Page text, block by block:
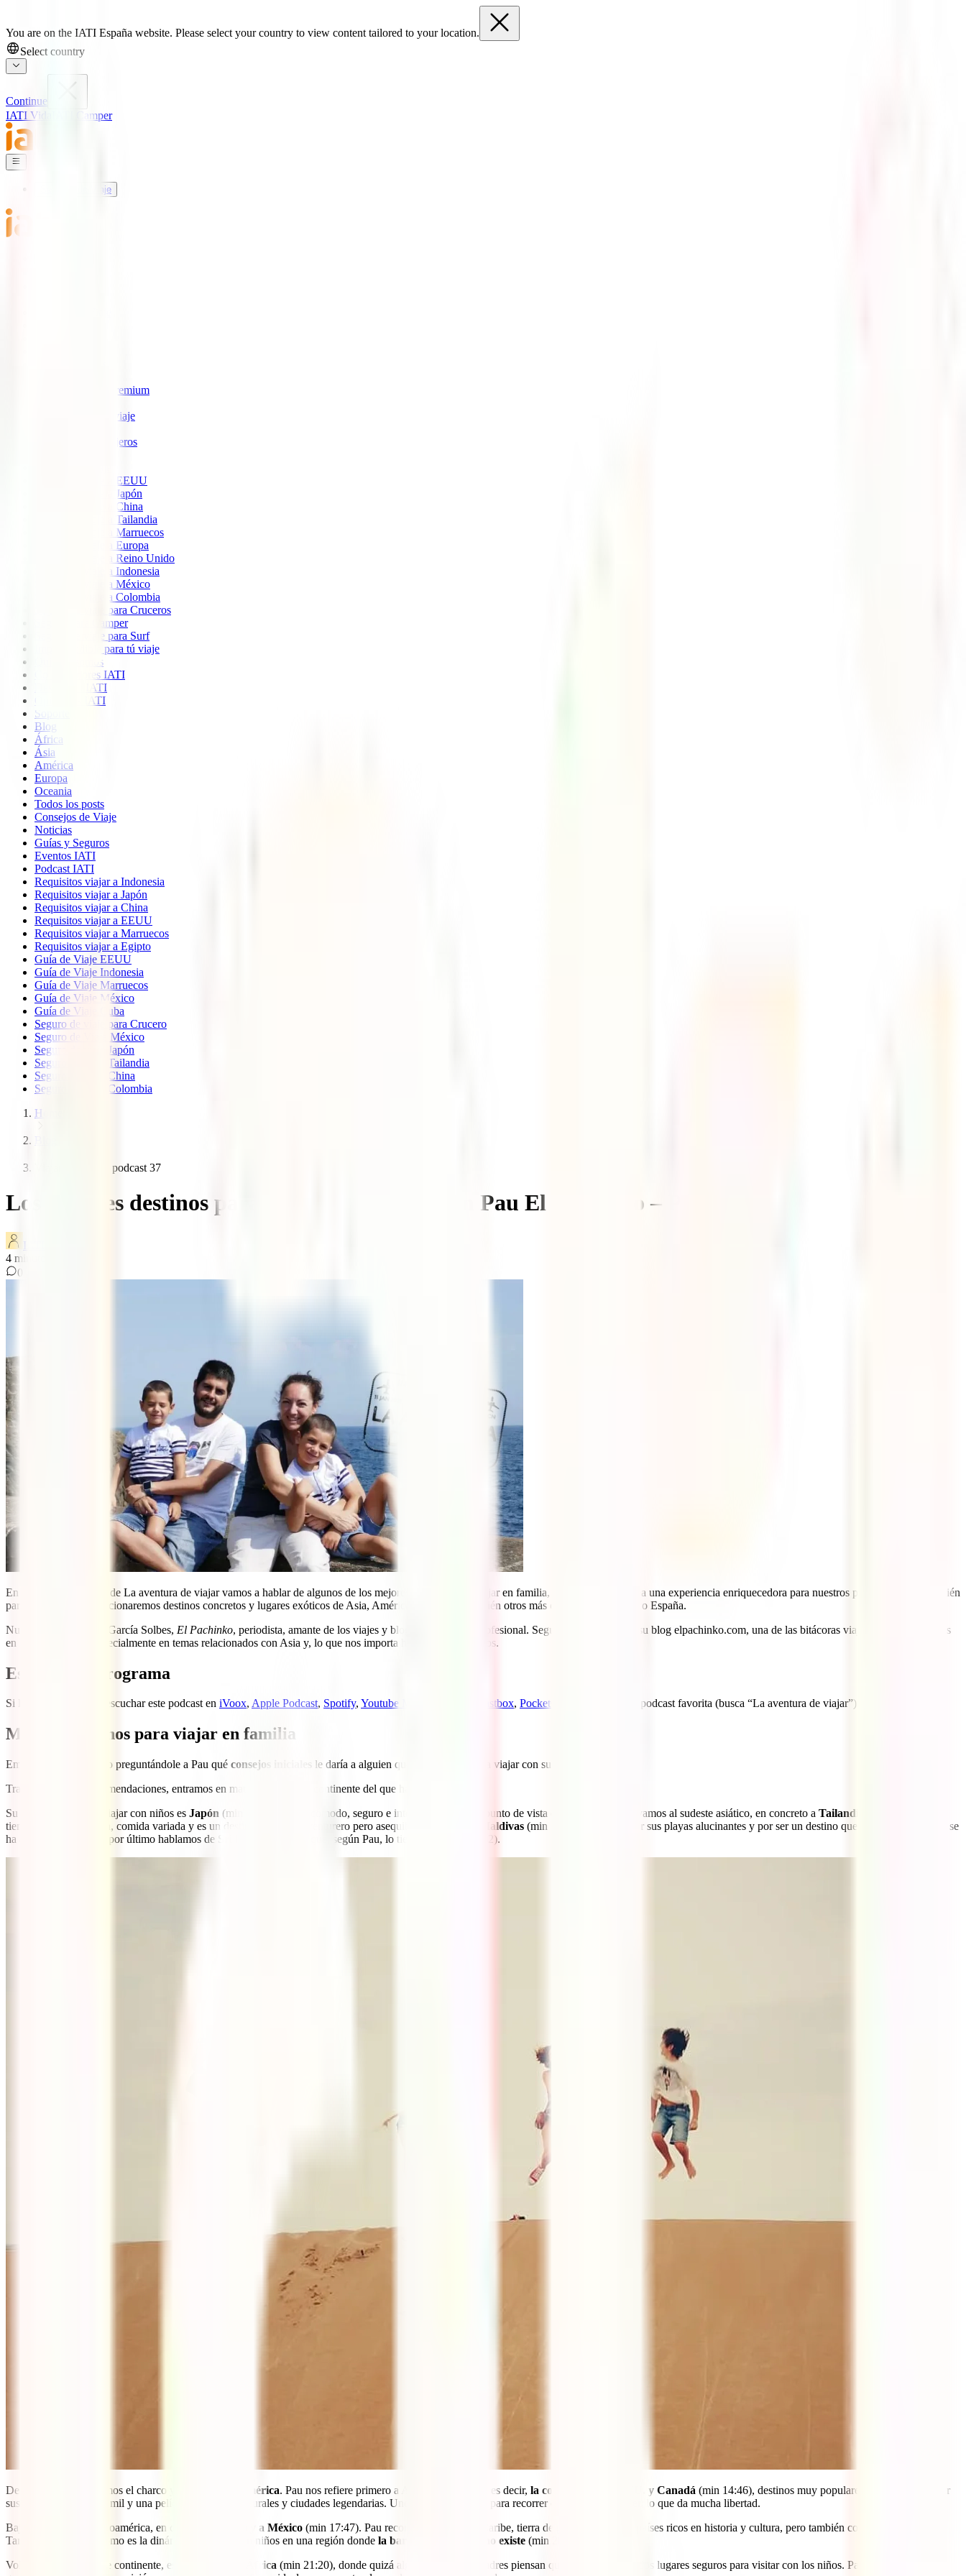
You are on the IATI España website. Please select your country to view content tailored to your location.
Select country
Continue
IATI Vida
IATI Camper
Seguros de Viaje
IATI Anulación Premium
IATI Anual Multiviaje
IATI Grandes Viajeros
Seguro de viaje a EEUU
Seguro de viaje a Japón
Seguro de viaje a China
Seguro de viaje a Tailandia
Seguro de viaje a Marruecos
Seguro de viaje a Europa
Seguro de viaje a Reino Unido
Seguro de viaje a Indonesia
Seguro de viaje a México
Seguro de viaje a Colombia
Seguro de viaje para Cruceros
Seguro para Camper
Seguro de viaje para Surf
Imprescindible para tú viaje
Quiénes somos
Colaboradores IATI
Descuento IATI
Opiniones IATI
Soporte
Blog
África
Ásia
América
Europa
Oceania
Todos los posts
Consejos de Viaje
Noticias
Guías y Seguros
Eventos IATI
Podcast IATI
Requisitos viajar a Indonesia
Requisitos viajar a Japón
Requisitos viajar a China
Requisitos viajar a EEUU
Requisitos viajar a Marruecos
Requisitos viajar a Egipto
Guía de Viaje EEUU
Guía de Viaje Indonesia
Guía de Viaje Marruecos
Guía de Viaje México
Guía de Viaje Cuba
Seguro de viaje para Crucero
Seguro de Viaje México
Seguro de viaje Japón
Seguro de viaje Tailandia
Seguro de viaje China
Seguro de viaje Colombia
Home
Viajar en familia podcast 37
Los mejores destinos para viajar en familia, con Pau El Pachinko – Pódcast #37
4 minutos de lectura
0
En este nuevo podcast de La aventura de viajar vamos a hablar de algunos de los mejores destinos para viajar en familia, pensando en que sea una experiencia enriquecedora para nuestros pequeños, pero también
para los mayores. Mencionaremos destinos concretos y lugares exóticos de Asia, América y África, y también otros más cercanos de Europa o España.
Nuestro guía será Pau García Solbes, El Pachinko, periodista, amante de los viajes y bloguero de viajes profesional. Seguramente conozcas su blog elpachinko.com, una de las bitácoras viajeras más influyentes
en lengua hispana, especialmente en temas relacionados con Asia y, lo que nos importa hoy, viajes con niños.
Escuchar el programa
Si lo prefieres puedes escuchar este podcast en iVoox, Apple Podcast, Spotify, Youtube Music Castbox, PocketCast o en tu app de podcast favorita (busca “La aventura de viajar”) o en
Mejores destinos para viajar en familia
Empezamos el episodio preguntándole a Pau qué consejos iniciales
le daría a alguien que quiera empezar a viajar con sus hijos (min 1:58).
Tras escuchar sus recomendaciones, entramos en materia. El primer continente del que hablamos es
Su país favorito para viajar con niños es Japón (min 3:50), un país cómodo, seguro e interesante desde el punto de vista cultural; luego nos vamos al sudeste asiático, en concreto a Tailandia
tiene playas, naturaleza, comida variada y es un destino algo más aventurero pero asequible; y después a
Maldivas (min 11:26), conocida por sus playas alucinantes y por ser un destino que en los últimos años se
ha abaratado bastante; por último hablamos de
, una isla que, según Pau, lo tiene todo (min 13:42).
Después de Asia saltamos el charco y hablamos de América. Pau nos refiere primero a América del Norte, es decir, la combinación EE.UU. y Canadá (min 14:46), destinos muy populares entre los niños por
sus imágenes vistas en mil y una películas, parques naturales y ciudades legendarias. Unos destinos ideales para recorrer en coche de alquiler, lo que da mucha libertad.
Bajamos luego a Centroamérica, en concreto
y a México (min 17:47). Pau recomienda visitar el Caribe, tierra de gentes amables y países ricos en historia y cultura, pero también con playas increíbles.
También nos cuenta cómo es la dinámica de viajar con niños en una región donde la barrera del idioma no existe (min 20:13).
Volvemos a cambiar de continente, esta vez vamos a
África (min 21:20), donde quizá algunos padres y madres piensan que no hay demasiados lugares seguros para visitar con los niños. Pau nos presenta uno